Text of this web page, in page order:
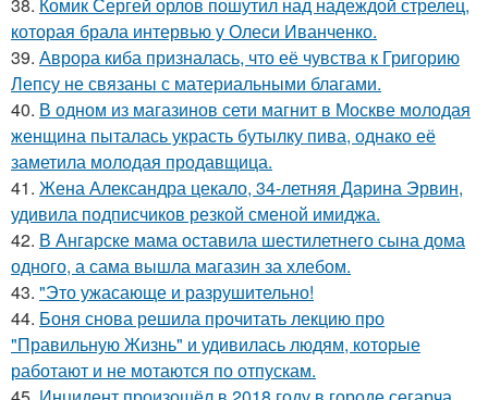
38. Комик Сергей орлов пошутил над надеждой стрелец,
которая брала интервью у Олеси Иванченко.
39. Аврора киба призналась, что её чувства к Григорию
Лепсу не связаны с материальными благами.
40. В одном из магазинов сети магнит в Москве молодая
женщина пыталась украсть бутылку пива, однако её
заметила молодая продавщица.
41. Жена Александра цекало, 34-летняя Дарина Эрвин,
удивила подписчиков резкой сменой имиджа.
42. В Ангарске мама оставила шестилетнего сына дома
одного, а сама вышла магазин за хлебом.
43. "Это ужасающе и разрушительно!
44. Боня снова решила прочитать лекцию про
"Правильную Жизнь" и удивилась людям, которые
работают и не мотаются по отпускам.